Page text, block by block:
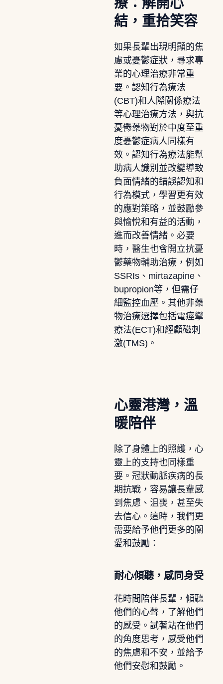
結，重拾笑容
如果長輩出現明顯的焦
慮或憂鬱症狀，尋求專
業的心理治療非常重
要。認知行為療法
(CBT)和人際關係療法
等心理治療方法，與抗
憂鬱藥物對於中度至重
度憂鬱症病人同樣有
效。認知行為療法能幫
助病人識別並改變導致
負面情緒的錯誤認知和
行為模式，學習更有效
的應對策略，並鼓勵參
與愉悅和有益的活動，
進而改善情緒。必要
時，醫生也會開立抗憂
鬱藥物輔助治療，例如
SSRIs、mirtazapine、
bupropion等，但需仔
細監控血壓。其他非藥
物治療選擇包括電痙攣
療法(ECT)和經顱磁刺
激(TMS)。
心靈港灣，溫
暖陪伴
除了身體上的照護，心
靈上的支持也同樣重
要。冠狀動脈疾病的長
期抗戰，容易讓長輩感
到焦慮、沮喪，甚至失
去信心。這時，我們更
需要給予他們更多的關
愛和鼓勵：
耐心傾聽，感同身受
花時間陪伴長輩，傾聽
他們的心聲，了解他們
的感受。試著站在他們
的角度思考，感受他們
的焦慮和不安，並給予
他們安慰和鼓勵。